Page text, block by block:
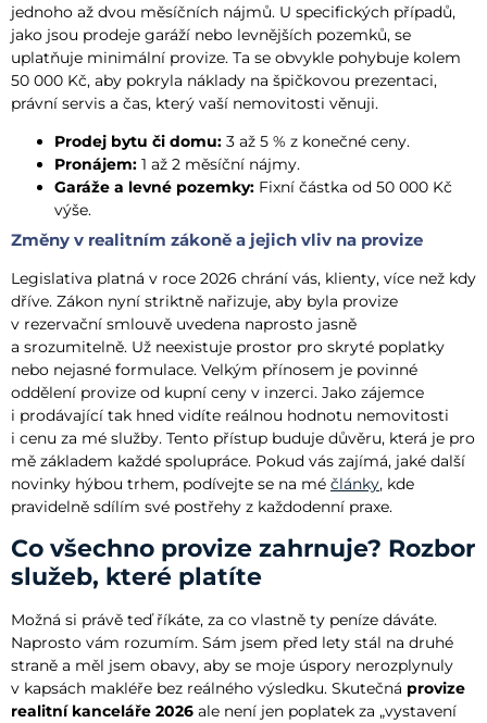
jednoho až dvou měsíčních nájmů. U specifických případů,
jako jsou prodeje garáží nebo levnějších pozemků, se
uplatňuje minimální provize. Ta se obvykle pohybuje kolem
50 000 Kč, aby pokryla náklady na špičkovou prezentaci,
právní servis a čas, který vaší nemovitosti věnuji.
Prodej bytu či domu: 3 až 5 % z konečné ceny.
Pronájem: 1 až 2 měsíční nájmy.
Garáže a levné pozemky: Fixní částka od 50 000 Kč
výše.
Změny v realitním zákoně a jejich vliv na provize
Legislativa platná v roce 2026 chrání vás, klienty, více než kdy
dříve. Zákon nyní striktně nařizuje, aby byla provize
v rezervační smlouvě uvedena naprosto jasně
a srozumitelně. Už neexistuje prostor pro skryté poplatky
nebo nejasné formulace. Velkým přínosem je povinné
oddělení provize od kupní ceny v inzerci. Jako zájemce
i prodávající tak hned vidíte reálnou hodnotu nemovitosti
i cenu za mé služby. Tento přístup buduje důvěru, která je pro
mě základem každé spolupráce. Pokud vás zajímá, jaké další
novinky hýbou trhem, podívejte se na mé články, kde
pravidelně sdílím své postřehy z každodenní praxe.
Co všechno provize zahrnuje? Rozbor
služeb, které platíte
Možná si právě teď říkáte, za co vlastně ty peníze dáváte.
Naprosto vám rozumím. Sám jsem před lety stál na druhé
straně a měl jsem obavy, aby se moje úspory nerozplynuly
v kapsách makléře bez reálného výsledku. Skutečná provize
realitní kanceláře 2026 ale není jen poplatek za „vystavení